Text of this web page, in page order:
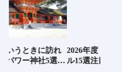
2026年度 開業の新規ホテ
ル15選注目のラグジュア